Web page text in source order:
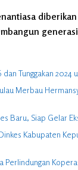
Tunggakan 2024
Merbau
Baru, Siap Gelar
Kabupaten
Perlindungan